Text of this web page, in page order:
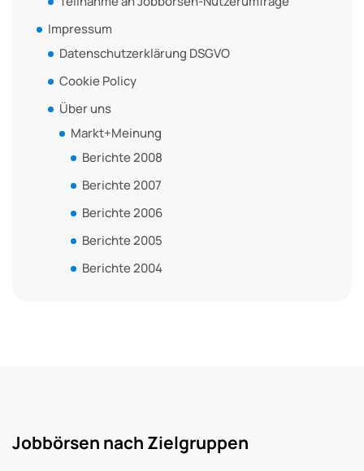
Impressum
Datenschutzerklärung DSGVO
Cookie Policy
Über uns
Markt+Meinung
Berichte 2008
Berichte 2007
Berichte 2006
Berichte 2005
Berichte 2004
Jobbörsen nach Zielgruppen